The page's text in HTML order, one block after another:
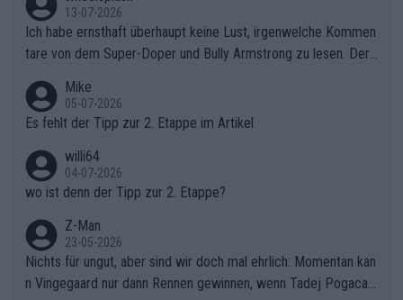
sers Einbruch: Erst als Reusser komplett einbrach, übernahm V
ollering die Initiative.Zu spätes Erwachen: Zu diesem Zeitpunkt
war das Loch zu Niewiadoma bereits zu groß, um es im Allein
en.Teurer Sekundenpoker: Die Quittung sind nun 15 Sekunden
Rückstand im Gesamtklassement – ein Polster, das Niewiado
gibt. Diese Etappe wird sicher als der psychologische Wendep
unkt dieser Tour in die Geschichte eingehen. Wenn man bei so
einem harten Aufstieg einmal den Moment verpasst und der K
onkurrentin die "zweite Luft" schenkt, ist der Schaden am Ber
g kaum noch zu reparieren.Vor uns liegt nun das große Finale R
ichtung Nizza. Niewiadoma hat psychologisch Oberwasser, ab
er SD Worx und Vollering müssen jetzt All-In gehen. (gregman
13-07-2026
Ich habe ernsthaft überhaupt keine Lust, irgenwelche Kommen
tare von dem Super-Doper und Bully Armstrong zu lesen. Der
r die gehört nicht in dieses Medium!
Mike
05-07-2026
Es fehlt der Tipp zur 2. Etappe im Artikel
willi64
04-07-2026
wo ist denn der Tipp zur 2. Etappe?
Z-Man
23-05-2026
Nichts für ungut, aber sind wir doch mal ehrlich: Momentan kan
n Vingegaard nur dann Rennen gewinnen, wenn Tadej Pogacar